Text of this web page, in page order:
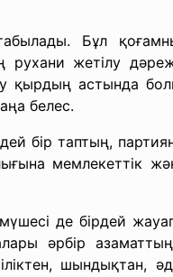
Бұл
жетілу
астында
белес.
бір таптың,
мемлекеттік
де бірдей
әрбір азаматтың
шындықтан,